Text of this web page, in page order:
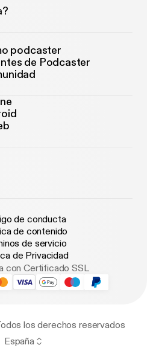
podcaster
de Podcaster
de conducta
de contenido
de servicio
de Privacidad
con Certificado SSL
los derechos reservados
España